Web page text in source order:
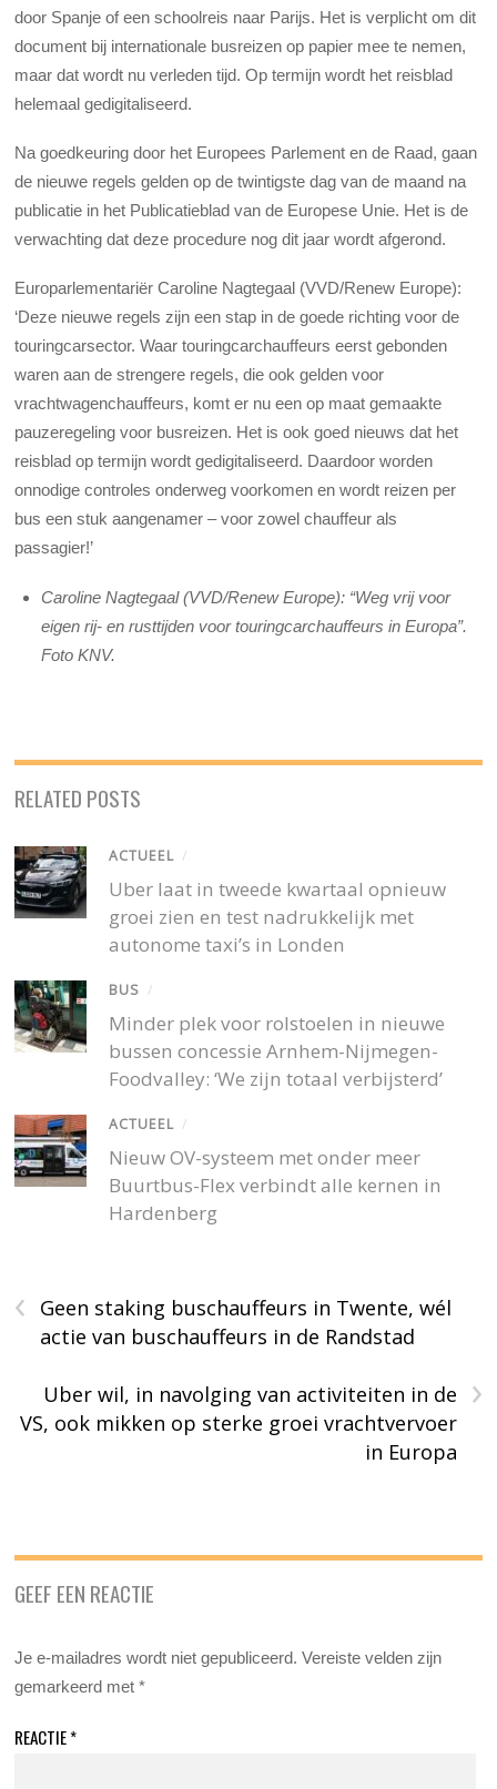
door Spanje of een schoolreis naar Parijs. Het is verplicht om dit
document bij internationale busreizen op papier mee te nemen,
maar dat wordt nu verleden tijd. Op termijn wordt het reisblad
helemaal gedigitaliseerd.
Na goedkeuring door het Europees Parlement en de Raad, gaan
de nieuwe regels gelden op de twintigste dag van de maand na
publicatie in het Publicatieblad van de Europese Unie. Het is de
verwachting dat deze procedure nog dit jaar wordt afgerond.
Europarlementariër Caroline Nagtegaal (VVD/Renew Europe):
‘Deze nieuwe regels zijn een stap in de goede richting voor de
touringcarsector. Waar touringcarchauffeurs eerst gebonden
waren aan de strengere regels, die ook gelden voor
vrachtwagenchauffeurs, komt er nu een op maat gemaakte
pauzeregeling voor busreizen. Het is ook goed nieuws dat het
reisblad op termijn wordt gedigitaliseerd. Daardoor worden
onnodige controles onderweg voorkomen en wordt reizen per
bus een stuk aangenamer – voor zowel chauffeur als
passagier!’
Caroline Nagtegaal (VVD/Renew Europe): “Weg vrij voor
eigen rij- en rusttijden voor touringcarchauffeurs in Europa”.
Foto KNV.
RELATED POSTS
ACTUEEL /
Uber laat in tweede kwartaal opnieuw
groei zien en test nadrukkelijk met
autonome taxi’s in Londen
BUS /
Minder plek voor rolstoelen in nieuwe
bussen concessie Arnhem-Nijmegen-
Foodvalley: ‘We zijn totaal verbijsterd’
ACTUEEL /
Nieuw OV-systeem met onder meer
Buurtbus-Flex verbindt alle kernen in
Hardenberg
‹
Geen staking buschauffeurs in Twente, wél
actie van buschauffeurs in de Randstad
›
Uber wil, in navolging van activiteiten in de
VS, ook mikken op sterke groei vrachtvervoer
in Europa
GEEF EEN REACTIE
Je e-mailadres wordt niet gepubliceerd. Vereiste velden zijn
gemarkeerd met*
REACTIE*